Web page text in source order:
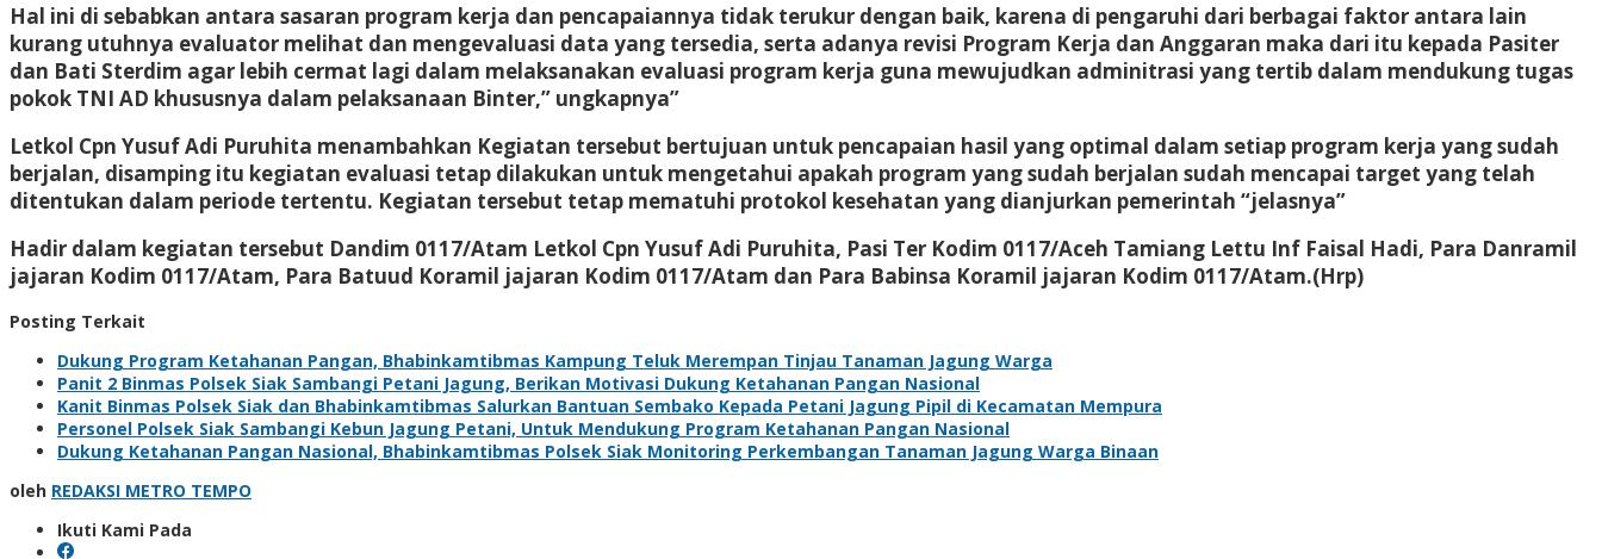
Hal ini di sebabkan antara sasaran program kerja dan pencapaiannya tidak terukur dengan baik, karena di pengaruhi dari berbagai faktor antara lain
kurang utuhnya evaluator melihat dan mengevaluasi data yang tersedia, serta adanya revisi Program Kerja dan Anggaran maka dari itu kepada Pasiter
dan Bati Sterdim agar lebih cermat lagi dalam melaksanakan evaluasi program kerja guna mewujudkan adminitrasi yang tertib dalam mendukung tugas
pokok TNI AD khususnya dalam pelaksanaan Binter,” ungkapnya”
Letkol Cpn Yusuf Adi Puruhita menambahkan Kegiatan tersebut bertujuan untuk pencapaian hasil yang optimal dalam setiap program kerja yang sudah
berjalan, disamping itu kegiatan evaluasi tetap dilakukan untuk mengetahui apakah program yang sudah berjalan sudah mencapai target yang telah
ditentukan dalam periode tertentu. Kegiatan tersebut tetap mematuhi protokol kesehatan yang dianjurkan pemerintah “jelasnya”
Hadir dalam kegiatan tersebut Dandim 0117/Atam Letkol Cpn Yusuf Adi Puruhita, Pasi Ter Kodim 0117/Aceh Tamiang Lettu Inf Faisal Hadi, Para Danramil
jajaran Kodim 0117/Atam, Para Batuud Koramil jajaran Kodim 0117/Atam dan Para Babinsa Koramil jajaran Kodim 0117/Atam.(Hrp)
Posting Terkait
Dukung Program Ketahanan Pangan, Bhabinkamtibmas Kampung Teluk Merempan Tinjau Tanaman Jagung Warga
Panit 2 Binmas Polsek Siak Sambangi Petani Jagung, Berikan Motivasi Dukung Ketahanan Pangan Nasional
Kanit Binmas Polsek Siak dan Bhabinkamtibmas Salurkan Bantuan Sembako Kepada Petani Jagung Pipil di Kecamatan Mempura
Personel Polsek Siak Sambangi Kebun Jagung Petani, Untuk Mendukung Program Ketahanan Pangan Nasional
Dukung Ketahanan Pangan Nasional, Bhabinkamtibmas Polsek Siak Monitoring Perkembangan Tanaman Jagung Warga Binaan
oleh REDAKSI METRO TEMPO
Ikuti Kami Pada